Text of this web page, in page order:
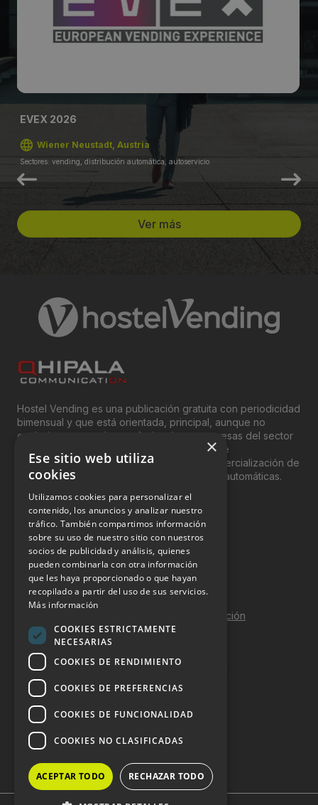
EVEX 2026
Wiener Neustadt, Austria
Sectores: vending, distribución automática, autoservicio
Ver más
Hostel Vending es una publicación gratuita con periodicidad
bimensual y que está orientada, principal, aunque no
exclusivamente, a los profesionales y empresas del sector
del “Vending”; nombre con el que se conoce
genéricamente entre profesionales a la comercialización de
productos y servicios a través de máquinas automáticas.
INFORMACIÓN LEGAL
Aviso Legal
Política de Privacidad
Política de Cookies
Política de calidad y seguridad de la información
Contacto
DOSSIER Y CONTRATACIÓN
Dossier 2026 (ES)
Dossier 2026 (EN)
×
Ese sitio web utiliza
cookies
Utilizamos cookies para personalizar el
contenido, los anuncios y analizar nuestro
tráfico. También compartimos información
sobre su uso de nuestro sitio con nuestros
socios de publicidad y análisis, quienes
pueden combinarla con otra información
que les haya proporcionado o que hayan
recopilado a partir del uso de sus servicios.
Más información
COOKIES ESTRICTAMENTE
NECESARIAS
COOKIES DE RENDIMIENTO
COOKIES DE PREFERENCIAS
COOKIES DE FUNCIONALIDAD
COOKIES NO CLASIFICADAS
ACEPTAR TODO RECHAZAR TODO